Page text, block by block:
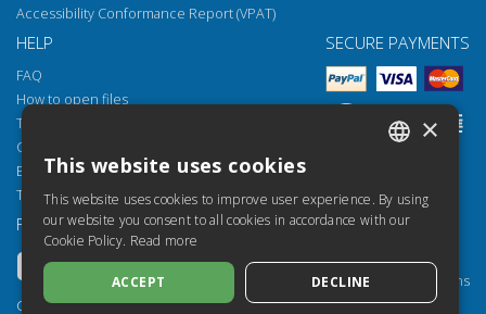
Accessibility Conformance Report (VPAT)
HELP
FAQ
How to open files
Torrossa Reader
Copyright obligations
Email: helpdesk@torrossa.com
Tel: +39 055 5018800
SECURE PAYMENTS
FOLLOW US
Copyright 2000-2026
OUR RESOURCES
Torrossa for Institutions
Torrossa Open
SPANISH
×
This website uses cookies
This website uses cookies to improve user experience. By using
our website you consent to all cookies in accordance with our
Cookie Policy. Read more
ACCEPT DECLINE